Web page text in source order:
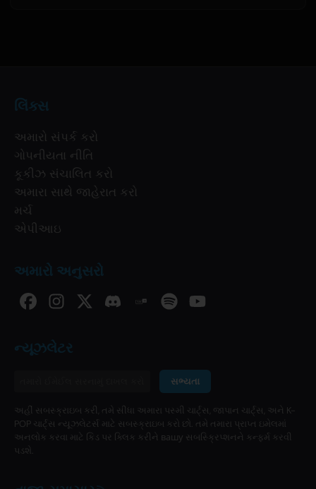
લિંક્સ
અમારો સંપર્ક કરો
ગોપનીયતા નીતિ
કૂકીઝ સંચાલિત કરો
અમારા સાથે જાહેરાત કરો
મર્ચ
એપીઆઇ
અમારો અનુસરો
ન્યૂઝલેટર
સભ્યતા
અહીં સબસ્ક્રાઇબ કરી, તમે સીધા અમારા પસ્મી ચાર્ટ્સ, જાપાન ચાર્ટ્સ, અને K-
POP ચાર્ટ્સ ન્યૂઝલેટર્સ માટે સબસ્ક્રાઇબ કરો છો. તમે તમારા પ્રાપ્ત ઇમેલમાં
અનલોક કરવા માટે કિડ પર ક્લિક કરીને вашу સબસ્ક્રિપ્શનને કન્ફર્મ કરવી
પડશે.